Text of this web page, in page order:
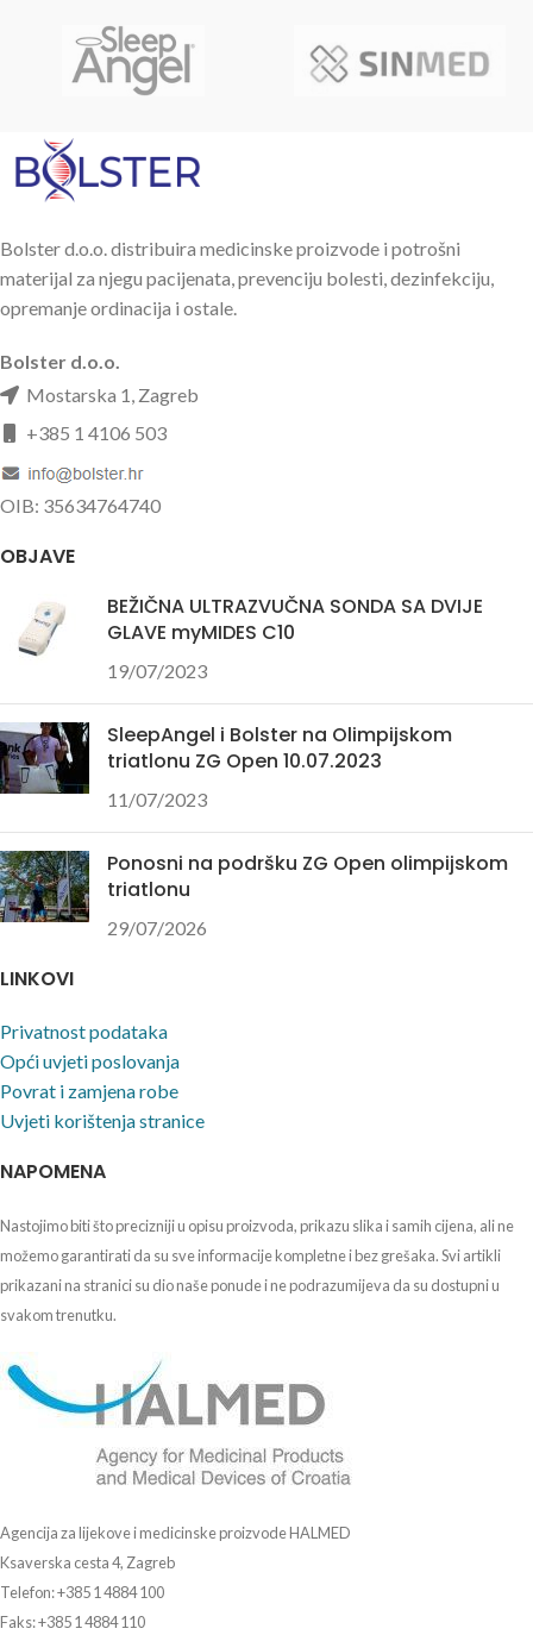
povlačenje na svakom kraju.
Bolster d.o.o. distribuira medicinske proizvode i potrošni
materijal za njegu pacijenata, prevenciju bolesti, dezinfekciju,
opremanje ordinacija i ostale.
Bolster d.o.o.
Mostarska 1, Zagreb
+385 1 4106 503
OIB: 35634764740
OBJAVE
BEŽIČNA ULTRAZVUČNA SONDA SA DVIJE
GLAVE myMIDES C10
19/07/2023
SleepAngel i Bolster na Olimpijskom
triatlonu ZG Open 10.07.2023
11/07/2023
Ponosni na podršku ZG Open olimpijskom
triatlonu
29/07/2026
LINKOVI
Privatnost podataka
Opći uvjeti poslovanja
Povrat i zamjena robe
Uvjeti korištenja stranice
NAPOMENA
Nastojimo biti što precizniji u opisu proizvoda, prikazu slika i samih cijena, ali ne
možemo garantirati da su sve informacije kompletne i bez grešaka. Svi artikli
prikazani na stranici su dio naše ponude i ne podrazumijeva da su dostupni u
svakom trenutku.
Agencija za lijekove i medicinske proizvode HALMED
Ksaverska cesta 4, Zagreb
Telefon: +385 1 4884 100
Faks: +385 1 4884 110